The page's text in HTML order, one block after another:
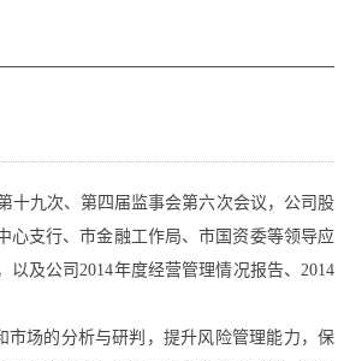
十九次、第四届监事会第六次会议，公司股
心支行、市金融工作局、市国资委等领导应
以及公司2014年度经营管理情况报告、2014
场的分析与研判，提升风险管理能力，保